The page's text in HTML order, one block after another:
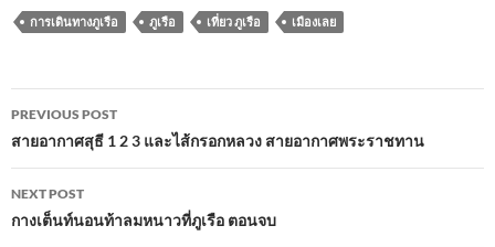
การเดินทางภูเรือ ภูเรือ เที่ยว ภูเรือ เมืองเลย
Post
navigation
PREVIOUS POST
สายอากาศสุธี 1 2 3 และไส้กรอกหลวง สายอากาศพระราชทาน
NEXT POST
กางเต็นท์นอนท้าลมหนาวที่ภูเรือ ตอนจบ